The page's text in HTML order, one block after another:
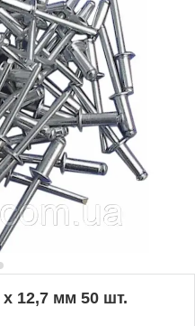
х 12,7 мм 50 шт.